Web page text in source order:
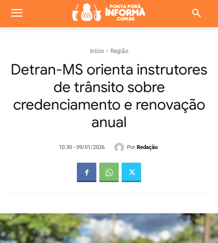
Início Região
Detran-MS orienta instrutores
de trânsito sobre
credenciamento e renovação
anual
10:30 - 09/01/2026 Por Redação